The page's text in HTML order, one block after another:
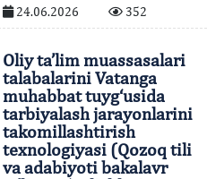
24.06.2026 352
Oliy ta’lim muassasalari
talabalarini Vatanga
muhabbat tuyg‘usida
tarbiyalash jarayonlarini
takomillashtirish
texnologiyasi (Qozoq tili
va adabiyoti bakalavr